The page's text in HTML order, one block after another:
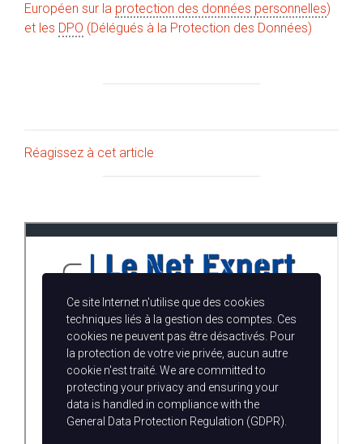
Européen sur la protection des données personnelles)
et les DPO (Délégués à la Protection des Données)
Réagissez à cet article